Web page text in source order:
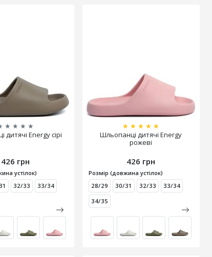
★ ★ ★ ★
Energy сірі
426 грн
устілок)
32/33
33/34
★ ★ ★ ★ ★
Шльопанці дитячі Energy
рожеві
426 грн
Розмір (довжина устілок)
28/29
30/31 32/33
33/34
34/35